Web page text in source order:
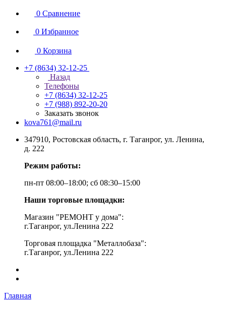
0 Сравнение
0 Избранное
0 Корзина
+7 (8634) 32-12-25
Назад
Телефоны
+7 (8634) 32-12-25
+7 (988) 892-20-20
Заказать звонок
kova761@mail.ru
347910, Ростовская область, г. Таганрог, ул. Ленина,
д. 222
Режим работы:
пн-пт 08:00–18:00; сб 08:30–15:00
Наши торговые площадки:
Магазин "РЕМОНТ у дома":
г.Таганрог, ул.Ленина 222
Торговая площадка "Металлобаза":
г.Таганрог, ул.Ленина 222
Главная